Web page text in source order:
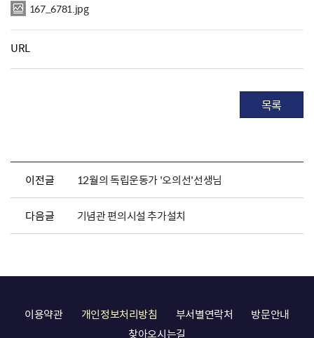
167_6781.jpg
URL
목록
이전글 12월의 독립운동가 '오의선'선생님
다음글 기념관 편의시설 추가설치
이용약관 개인정보처리방침 부서별연락처
방문안내
찾아오시는길